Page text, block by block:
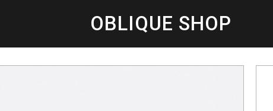
OBLIQUE SHOP